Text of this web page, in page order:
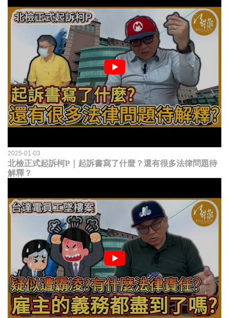
2025-01-03
北檢正式起訴柯P｜起訴書寫了什麼？還有很多法律問題待
解釋？